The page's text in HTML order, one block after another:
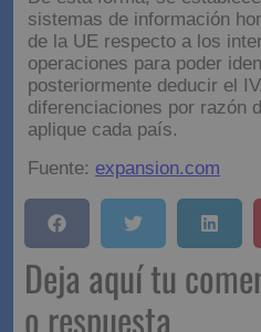
sistemas de información
de la UE respecto a los
operaciones para poder
posteriormente deducir el
diferenciaciones por razón
aplique cada país.
Fuente: expansion.com
Deja aquí tu
pregunta o